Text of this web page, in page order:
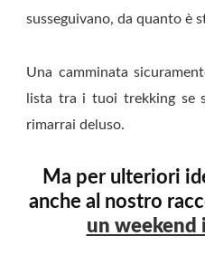
susseguivano, da quanto è
Una camminata
lista tra i tuoi trekking se
rimarrai deluso.
Ma per ulteriori
anche al nostro
un weekend